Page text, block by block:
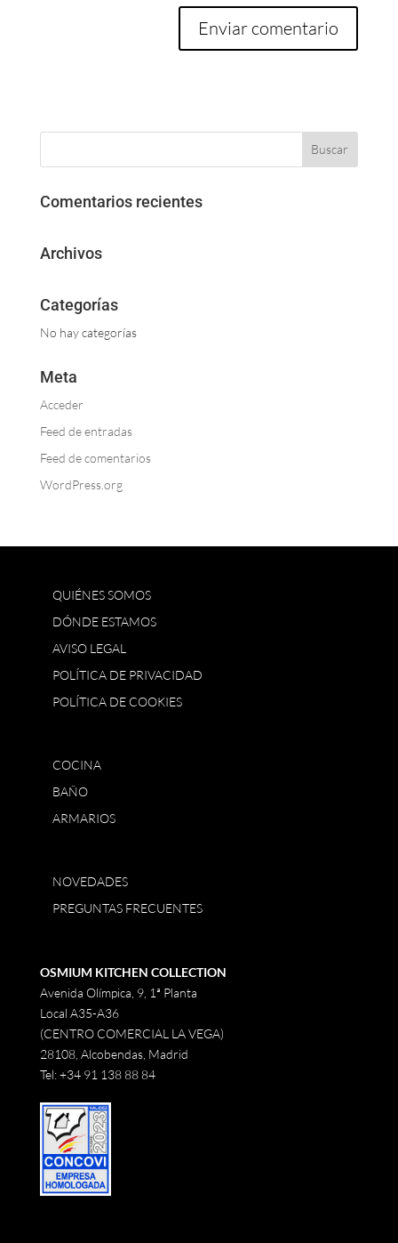
Comentarios recientes
Archivos
Categorías
No hay categorías
Meta
Acceder
Feed de entradas
Feed de comentarios
WordPress.org
QUIÉNES SOMOS
DÓNDE ESTAMOS
AVISO LEGAL
POLÍTICA DE PRIVACIDAD
POLÍTICA DE COOKIES
COCINA
BAÑO
ARMARIOS
NOVEDADES
PREGUNTAS FRECUENTES
OSMIUM KITCHEN COLLECTION
Avenida Olímpica, 9, 1ª Planta
Local A35-A36
(CENTRO COMERCIAL LA VEGA)
28108, Alcobendas, Madrid
Tel:+34 91 138 88 84